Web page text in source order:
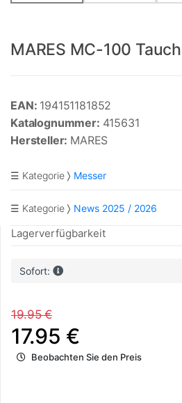
MARES MC-100
EAN: 194151181852
Katalognummer: 415631
Hersteller: MARES
☰ Kategorie Messer
☰ Kategorie News 2025 / 2026
Lagerverfügbarkeit
Sofort:
19.95 €
17.95 €
Beobachten Sie den Preis